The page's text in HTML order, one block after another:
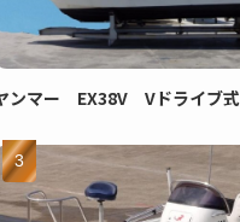
ンマー EX38V Vドライブ式